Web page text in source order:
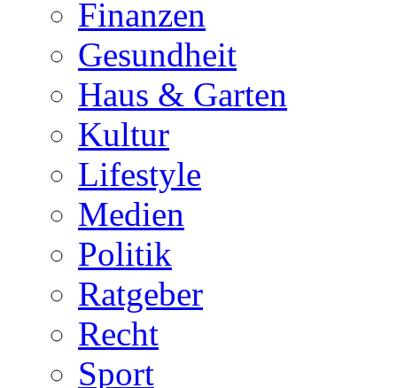
Finanzen
Gesundheit
Haus & Garten
Kultur
Lifestyle
Medien
Politik
Ratgeber
Recht
Sport